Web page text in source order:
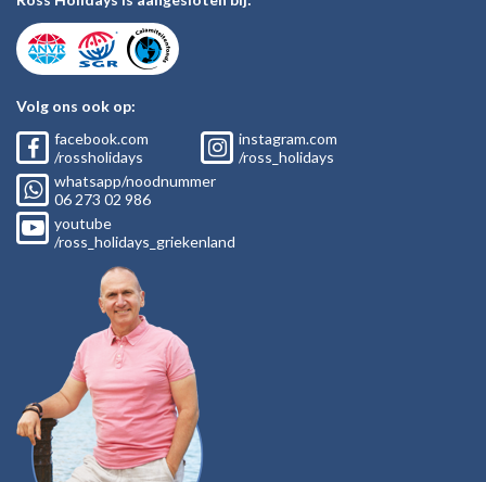
Volg ons ook op:
facebook.com
/rossholidays
instagram.com
/ross_holidays
whatsapp/noodnummer
06 273 02 986
youtube
/ross_holidays_griekenland